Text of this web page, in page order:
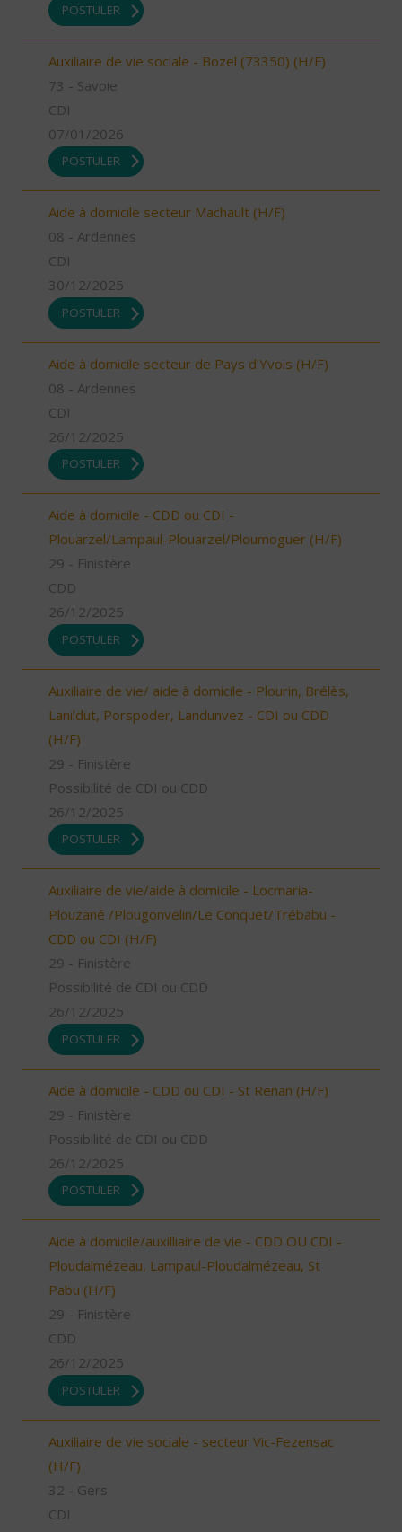
POSTULER
Auxiliaire de vie sociale - Bozel (73350) (H/F)
73 - Savoie
CDI
07/01/2026
POSTULER
Aide à domicile secteur Machault (H/F)
08 - Ardennes
CDI
30/12/2025
POSTULER
Aide à domicile secteur de Pays d'Yvois (H/F)
08 - Ardennes
CDI
26/12/2025
POSTULER
Aide à domicile - CDD ou CDI -
Plouarzel/Lampaul-Plouarzel/Ploumoguer (H/F)
29 - Finistère
CDD
26/12/2025
POSTULER
Auxiliaire de vie/ aide à domicile - Plourin, Brélès,
Lanildut, Porspoder, Landunvez - CDI ou CDD
(H/F)
29 - Finistère
Possibilité de CDI ou CDD
26/12/2025
POSTULER
Auxiliaire de vie/aide à domicile - Locmaria-
Plouzané /Plougonvelin/Le Conquet/Trébabu -
CDD ou CDI (H/F)
29 - Finistère
Possibilité de CDI ou CDD
26/12/2025
POSTULER
Aide à domicile - CDD ou CDI - St Renan (H/F)
29 - Finistère
Possibilité de CDI ou CDD
26/12/2025
POSTULER
Aide à domicile/auxilliaire de vie - CDD OU CDI -
Ploudalmézeau, Lampaul-Ploudalmézeau, St
Pabu (H/F)
29 - Finistère
CDD
26/12/2025
POSTULER
Auxiliaire de vie sociale - secteur Vic-Fezensac
(H/F)
32 - Gers
CDI